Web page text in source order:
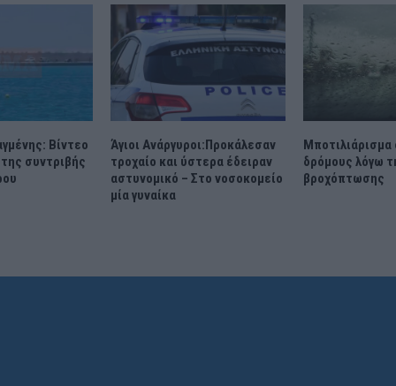
Βίντεο
συντριβής
Άγιοι Ανάργυροι:Προκάλεσαν
τροχαίο και ύστερα έδειραν
αστυνομικό – Στο νοσοκομείο
μία γυναίκα
Μποτιλιάρισμα
δρόμους λόγω
βροχόπτωσης